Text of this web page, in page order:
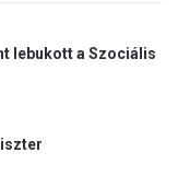
lebukott a Szociális